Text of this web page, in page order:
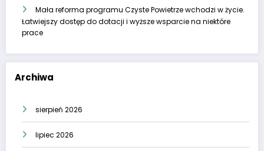
Mała reforma programu Czyste Powietrze wchodzi w życie.
Łatwiejszy dostęp do dotacji i wyższe wsparcie na niektóre
prace
Archiwa
sierpień 2026
lipiec 2026